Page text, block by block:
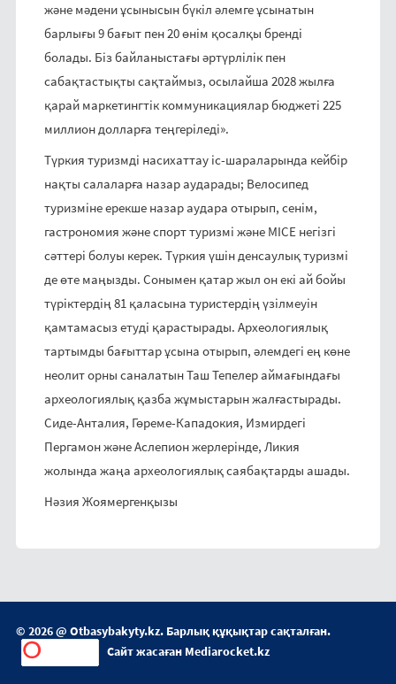
және мәдени ұсынысын бүкіл әлемге ұсынатын
барлығы 9 бағыт пен 20 өнім қосалқы бренді
болады. Біз байланыстағы әртүрлілік пен
сабақтастықты сақтаймыз, осылайша 2028 жылға
қарай маркетингтік коммуникациялар бюджеті 225
миллион долларға теңгеріледі».
Түркия туризмді насихаттау іс-шараларында кейбір
нақты салаларға назар аударады; Велосипед
туризміне ерекше назар аудара отырып, сенім,
гастрономия және спорт туризмі және MICE негізгі
сәттері болуы керек. Түркия үшін денсаулық туризмі
де өте маңызды. Сонымен қатар жыл он екі ай бойы
түріктердің 81 қаласына туристердің үзілмеуін
қамтамасыз етуді қарастырады. Археологиялық
тартымды бағыттар ұсына отырып, әлемдегі ең көне
неолит орны саналатын Таш Тепелер аймағындағы
археологиялық қазба жұмыстарын жалғастырады.
Сиде-Анталия, Гөреме-Кападокия, Измирдегі
Пергамон және Аслепион жерлерінде, Ликия
жолында жаңа археологиялық саябақтарды ашады.
Нәзия Жоямергенқызы
© 2026 @ Otbasybakyty.kz. Барлық құқықтар сақталған.
Сайт жасаған Mediarocket.kz